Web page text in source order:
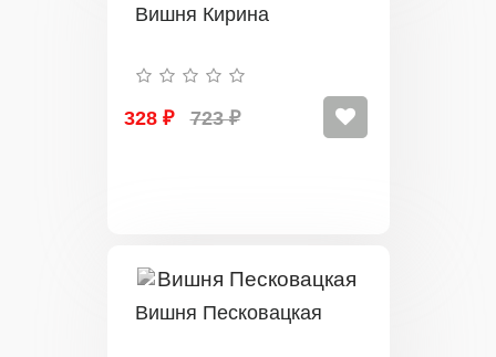
Вишня Кирина
328 ₽ 723 ₽
Вишня Песковацкая